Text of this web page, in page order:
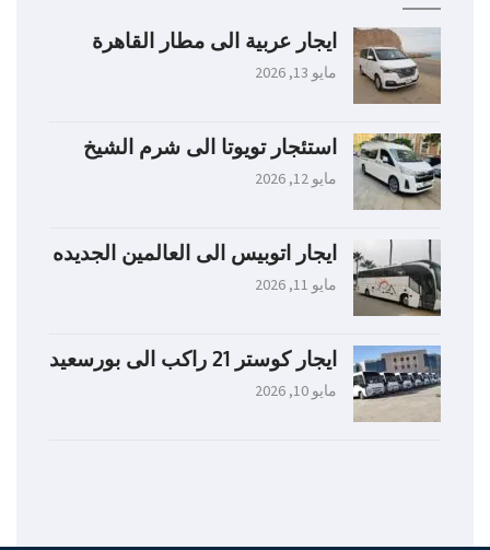
ايجار عربية الى مطار القاهرة
مايو 13, 2026
استئجار تويوتا الى شرم الشيخ
مايو 12, 2026
ايجار اتوبيس الى العالمين الجديده
مايو 11, 2026
ايجار كوستر 21 راكب الى بورسعيد
مايو 10, 2026